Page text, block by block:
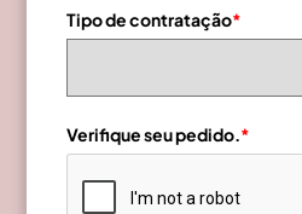
Tipo de contratação*
Verifique seu pedido.*